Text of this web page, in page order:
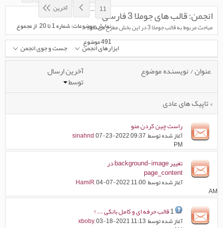
11
...
آخرین
نمایش موضوعات: شماره 1 تا 20 , از مجموع
‍491 موضوع
انجمن:قالب های جوملا 3 فارسی
مباحث مربوط به قالب جوملا 3 در این بخش مطرح می شود .
ابزارهای انجمن جست و جوی انجمن
عنوان/نویسنده موضوع آخرین ارسال
توسط
» تاپیک های عادی
راست چین کردن منو
آغاز شده توسط sinahnd, 07-23-2022 09:37
PM
تغییر background-image در
page_content
آغاز شده توسط HamiR, 04-07-2022 11:00
AM
1قالب حرفه ای و کامل بانکی ... ?
آغاز شده توسط xboby, 03-18-2021 11:13